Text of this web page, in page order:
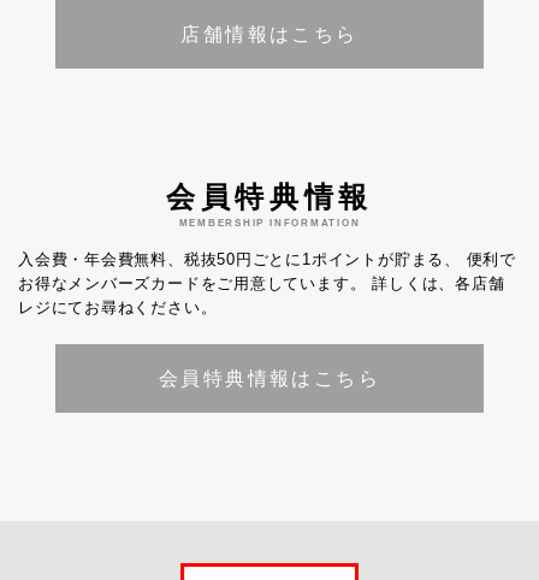
店舗情報はこちら
会員特典情報
MEMBERSHIP INFORMATION
入会費・年会費無料、税抜50円ごとに1ポイントが貯まる、
便利で
お得なメンバーズカードをご用意しています。
詳しくは、各店舗
レジにてお尋ねください。
会員特典情報はこちら